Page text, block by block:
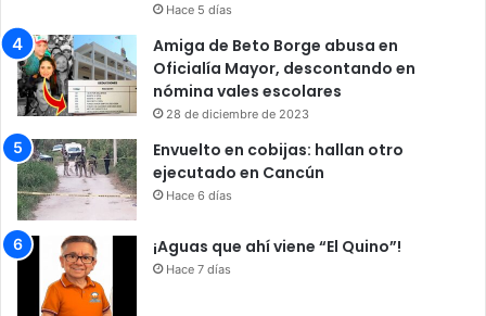
Hace 5 días
Amiga de Beto Borge abusa en
Oficialía Mayor, descontando en
nómina vales escolares
28 de diciembre de 2023
Envuelto en cobijas: hallan otro
ejecutado en Cancún
Hace 6 días
¡Aguas que ahí viene “El Quino”!
Hace 7 días